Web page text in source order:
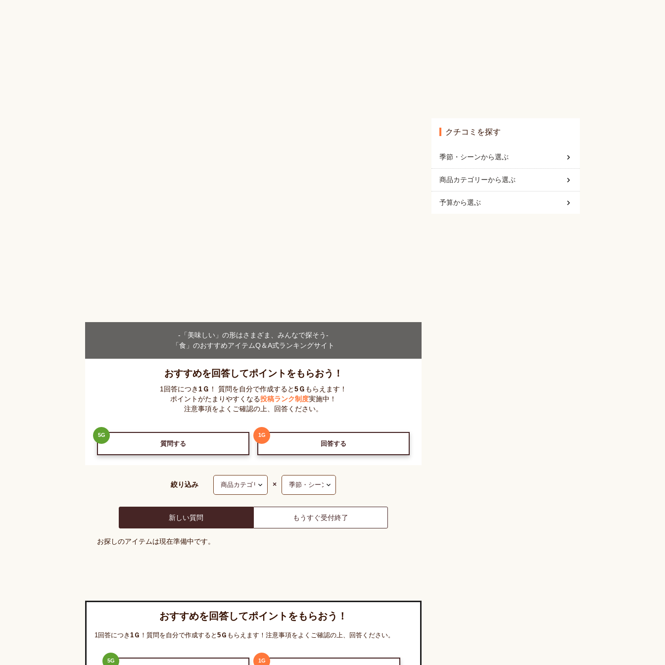
-「美味しい」の形はさまざま、 みんなで探そう-
「食」のおすすめアイテムQ＆A式ランキングサイト
おすすめを回答してポイントをもらおう！
1回答につき 1 Ｇ ！ 質問を自分で作成すると 5 Ｇ もらえます！
ポイントがたまりやすくなる投稿ランク制度実施中！
注意事項をよくご確認の上、回答ください。
5G
質問する
1 G
回答する
絞り込み ×
新しい質問 もうすぐ受付終了
お探しのアイテムは現在準備中です。
おすすめを回答してポイントをもらおう！
1回答につき 1 Ｇ ！質問を自分で作成すると 5 Ｇ もらえます！注意事項をよくご確認の上、回答ください。
5G 1 G
クチコミを探す
季節・シーンから選ぶ
商品カテゴリーから選ぶ
予算から選ぶ